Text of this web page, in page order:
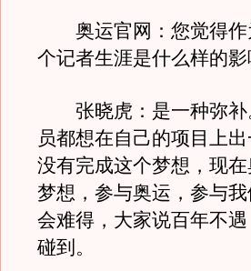
奥运官网：您觉得作
个记者生涯是什么样的
张晓虎：是一种弥补
员都想在自己的项目上
没有完成这个梦想，现
梦想，参与奥运，参与
会难得，大家说百年不
碰到。